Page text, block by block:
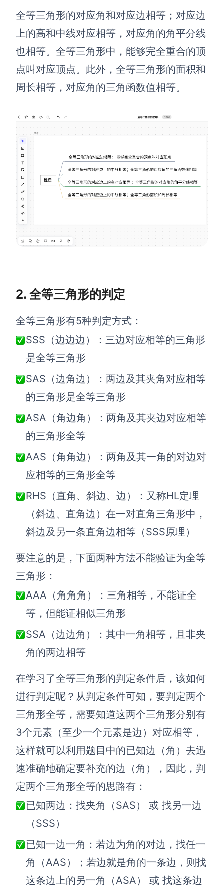
解决方案
高效协作
涂鸦画板
敏捷实践
在线绘图
思维和灵感整理
路线图
UML图
数据流图
查看所有场景
AI创作
战略与流程设计
AI生成SWOT分析
AI生成5Why分析
AI生成平衡计分卡
AI生成时间管理四象限
AI生成胜任力模型
AI生成价值链
数据分析与策略
AI生成用户画像
AI生成Smart分析
AI生成波士顿矩阵
AI生成波特五力模型
AI生成AARRR模型
AI生成PPT
AI生成图片
AI写作
模板社区
企业服务
私有化部署
客户案例
全等三角形的对应角和对应边相等；对应边
上的高和中线对应相等，对应角的角平分线
也相等。全等三角形中，能够完全重合的顶
点叫对应顶点。此外，全等三角形的面积和
周长相等，对应角的三角函数值相等。
2. 全等三角形的判定
全等三角形有5种判定方式：
SSS（边边边）：三边对应相等的三角形
是全等三角形
SAS（边角边）：两边及其夹角对应相等
的三角形是全等三角形
ASA（角边角）：两角及其夹边对应相等
的三角形全等
AAS（角角边）：两角及其一角的对边对
应相等的三角形全等
RHS（直角、斜边、边）：又称HL定理
（斜边、直角边）在一对直角三角形中，
斜边及另一条直角边相等（SSS原理）
要注意的是，下面两种方法不能验证为全等
三角形：
AAA（角角角）：三角相等，不能证全
等，但能证相似三角形
SSA（边边角）：其中一角相等，且非夹
角的两边相等
在学习了全等三角形的判定条件后，该如何
进行判定呢？从判定条件可知，要判定两个
三角形全等，需要知道这两个三角形分别有
3个元素（至少一个元素是边）对应相等，
这样就可以利用题目中的已知边（角）去迅
速准确地确定要补充的边（角），因此，判
定两个三角形全等的思路有：
已知两边：找夹角（SAS） 或 找另一边
（SSS）
已知一边一角：若边为角的对边，找任一
角（AAS）；若边就是角的一条边，则找
这条边上的另一角（ASA） 或 找这条边